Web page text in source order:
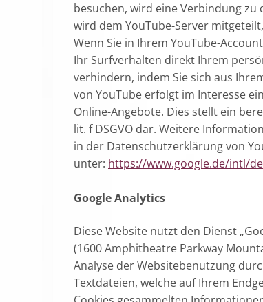
besuchen, wird eine Verbindung zu
wird dem YouTube-Server
Wenn Sie in Ihrem YouTube-
Ihr Surfverhalten direkt Ihrem
verhindern, indem Sie sich aus
von YouTube erfolgt im Interesse
Online-Angebote. Dies stellt ein
lit. f DSGVO dar. Weitere
in der Datenschutzerklärung von
unter: https://www.google.de/intl/
Google Analytics
Diese Website nutzt den Dienst
(1600 Amphitheatre Parkway
Analyse der Websitebenutzung
Textdateien, welche auf Ihrem